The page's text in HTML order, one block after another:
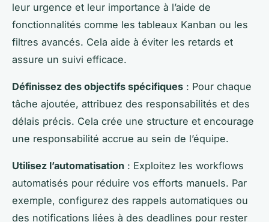
leur urgence et leur importance à l’aide de
fonctionnalités comme les tableaux Kanban ou les
filtres avancés. Cela aide à éviter les retards et
assure un suivi efficace.
Définissez des objectifs spécifiques : Pour chaque
tâche ajoutée, attribuez des responsabilités et des
délais précis. Cela crée une structure et encourage
une responsabilité accrue au sein de l’équipe.
Utilisez l’automatisation : Exploitez les workflows
automatisés pour réduire vos efforts manuels. Par
exemple, configurez des rappels automatiques ou
des notifications liées à des deadlines pour rester